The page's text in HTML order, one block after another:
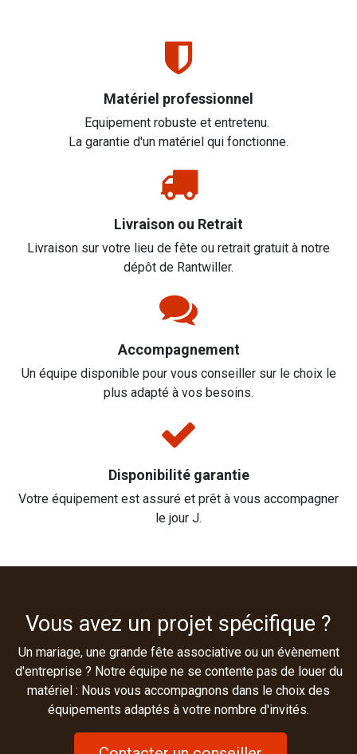
Matériel professionnel
Equipement robuste et entretenu.
La garantie d'un matériel qui fonctionne.
Livraison ou Retrait
Livraison sur votre lieu de fête ou retrait gratuit à notre
dépôt de Rantwiller.
Accompagnement
Un équipe disponible pour vous conseiller sur le choix le
plus adapté à vos besoins.
Disponibilité garantie
Votre équipement est assuré et prêt à vous accompagner
le jour J.
Vous avez un projet spécifique ?
Un mariage, une grande fête associative ou un évènement
d'entreprise ? Notre équipe ne se contente pas de louer du
matériel : Nous vous accompagnons dans le choix des
équipements adaptés à votre nombre d'invités.